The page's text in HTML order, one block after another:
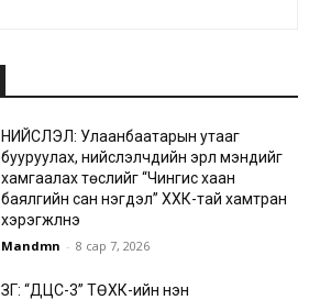
НИЙСЛЭЛ: Улаанбаатарын утааг
бууруулах, нийслэлчүүдийн эрүүл мэндийг
хамгаалах төслийг “Чингис хаан
баялгийн сан нэгдэл” ХХК-тай хамтран
хэрэгжүүлнэ
Mandmn - 8 сар 7, 2026
ЗГ: “ДЦС-3” ТӨХК-ийн нэн